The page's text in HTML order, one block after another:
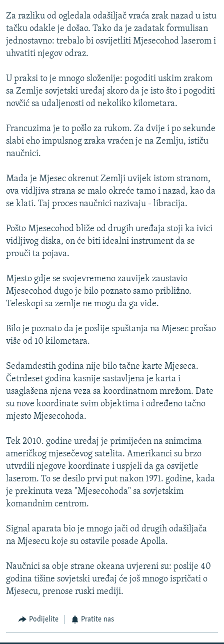
Za razliku od ogledala odašiljač vraća zrak nazad u istu
tačku odakle je došao. Tako da je zadatak formulisan
jednostavno: trebalo bi osvijetliti Mjesecohod laserom i
uhvatiti njegov odraz.
U praksi to je mnogo složenije: pogoditi uskim zrakom
sa Zemlje sovjetski uređaj skoro da je isto što i pogoditi
novčić sa udaljenosti od nekoliko kilometara.
Francuzima je to pošlo za rukom. Za dvije i po sekunde
slabi eho impulsnog zraka vraćen je na Zemlju, ističu
naučnici.
Mada je Mjesec okrenut Zemlji uvijek istom stranom,
ova vidljiva strana se malo okreće tamo i nazad, kao da
se klati. Taj proces naučnici nazivaju - libracija.
Pošto Mjesecohod bliže od drugih uređaja stoji ka ivici
vidljivog diska, on će biti idealni instrument da se
prouči ta pojava.
Mjesto gdje se svojevremeno zauvijek zaustavio
Mjesecohod dugo je bilo poznato samo približno.
Teleskopi sa zemlje ne mogu da ga vide.
Bilo je poznato da je poslije spuštanja na Mjesec prošao
više od 10 kilometara.
Sedamdestih godina nije bilo tačne karte Mjeseca.
Četrdeset godina kasnije sastavljena je karta i
usaglašena njena veza sa koordinatnom mrežom. Date
su nove koordinate svim objektima i određeno tačno
mjesto Mjesecohoda.
Tek 2010. godine uređaj je primijećen na snimcima
američkog mjesečevog satelita. Amerikanci su brzo
utvrdili njegove koordinate i uspjeli da ga osvijetle
laserom. To se desilo prvi put nakon 1971. godine, kada
je prekinuta veza "Mjesecohoda" sa sovjetskim
komandnim centrom.
Signal aparata bio je mnogo jači od drugih odašiljača
na Mjesecu koje su ostavile posade Apolla.
Naučnici sa obje strane okeana uvjereni su: poslije 40
godina tišine sovjetski uređaj će još mnogo ispričati o
Mjesecu, prenose ruski mediji.
Podijelite Pratite nas